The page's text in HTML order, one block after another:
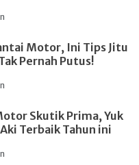
Motor, Ini Tips Jitu
Pernah Putus!
Skutik Prima, Yuk
Terbaik Tahun ini